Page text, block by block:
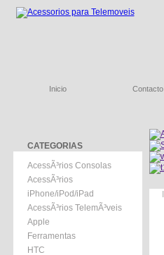
Inicio Contacto
CATEGORIAS
AcessÃ³rios Consolas
AcessÃ³rios
iPhone/iPod/iPad
AcessÃ³rios TelemÃ³veis
Apple
Ferramentas
HTC